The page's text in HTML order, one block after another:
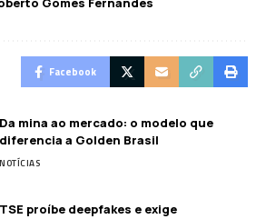
Facebook
Da mina ao mercado: o modelo que
diferencia a Golden Brasil
NOTÍCIAS
TSE proíbe deepfakes e exige